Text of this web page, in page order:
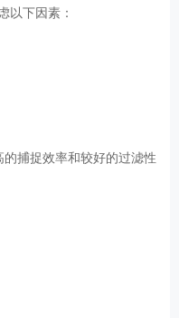
因素：
高的捕捉效率和较好的过滤性